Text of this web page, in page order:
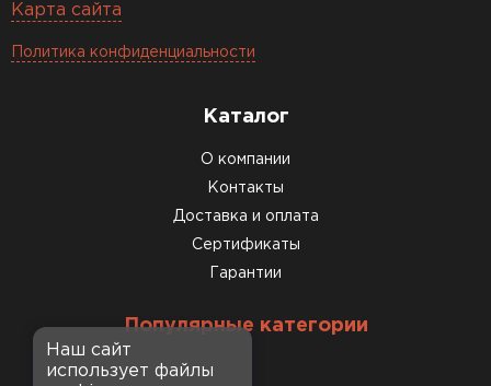
Карта сайта
Политика конфиденциальности
Каталог
О компании
Контакты
Доставка и оплата
Сертификаты
Гарантии
Популярные категории
Наш сайт
использует файлы